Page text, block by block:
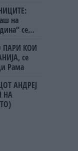
на
се
ПАРИ КОИ
се
Рама
АНДРЕЈ
НА